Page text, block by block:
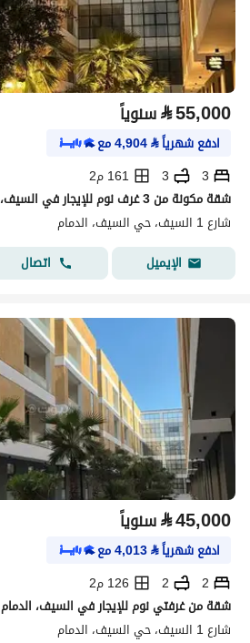
⃁55,000 سنوياً
ادفع شهرياً⃁
4,904مع
3
3
161 م2
شقة مكونة من 3 غرف نوم للإيجار في السيف، الدمام
شارع 1 السيف، حي السيف، الدمام
الإيميل
اتصال
⃁45,000 سنوياً
ادفع شهرياً⃁
4,013مع
2
2
126 م2
شقة من غرفتي نوم للإيجار في السيف، الدمام
شارع 1 السيف، حي السيف، الدمام